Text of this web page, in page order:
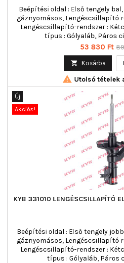
Beépítési oldal : Első tengely
gáznyomásos, Lengéscsillapító
Lengéscsillapító-rendszer :
típus : Gólyaláb, Páros
Ár
53 830 Ft
 Kosárba
 Utolsó tételek
Új
Akciós!
KYB 331010 LENGÉSCSILLAPÍTÓ
Beépítési oldal : Első tengely
gáznyomásos, Lengéscsillapító
Lengéscsillapító-rendszer :
típus : Gólyaláb, Páros